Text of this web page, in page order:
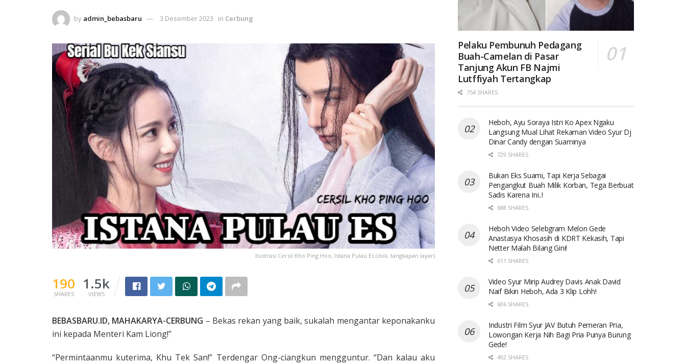
by admin_bebasbaru 3 Desember 2023 in Cerbung
Ilustrasi Cersil Kho Ping Hoo, Istana Pulau Es (dok, tangkapan layar)
190
SHARES
1.5k
VIEWS
BEBASBARU.ID, MAHAKARYA-CERBUNG – Bekas rekan yang baik, sukalah mengantar keponak­anku
ini kepada Menteri Kam Liong!”
“Permintaanmu kuterima, Khu Tek San!” Terdengar Ong-ciangkun menggun­tur. “Dan kalau aku
Pelaku Pembunuh Pedagang
Buah-Camelan di Pasar
Tanjung Akun FB Najmi
Lutffiyah Tertangkap
754 SHARES
Heboh, Ayu Soraya Istri Ko Apex Ngaku
Langsung Mual Lihat Rekaman Video Syur Dj
Dinar Candy dengan Suaminya
729 SHARES
Bukan Eks Suami, Tapi Kerja Sebagai
Pengangkut Buah Milik Korban, Tega Berbuat
Sadis Karena Ini..!
688 SHARES
Heboh Video Selebgram Melon Gede
Anastasya Khosasih di KDRT Kekasih, Tapi
Netter Malah Bilang Gini!
611 SHARES
Video Syur Mirip Audrey Davis Anak David
Naif Bikin Heboh, Ada 3 Klip Lohh!
606 SHARES
Industri Film Syur JAV Butuh Pemeran Pria,
Lowongan Kerja Nih Bagi Pria Punya Burung
Gede!
492 SHARES